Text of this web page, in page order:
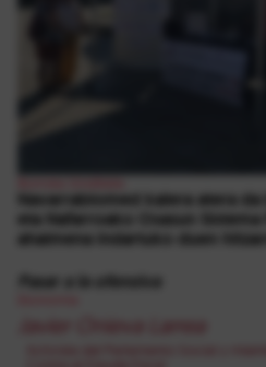
Navarrabiomed kalera atera da
eta Nafarroako Osasun
ahalmena indartuko duen
Pasar a la ofensiva